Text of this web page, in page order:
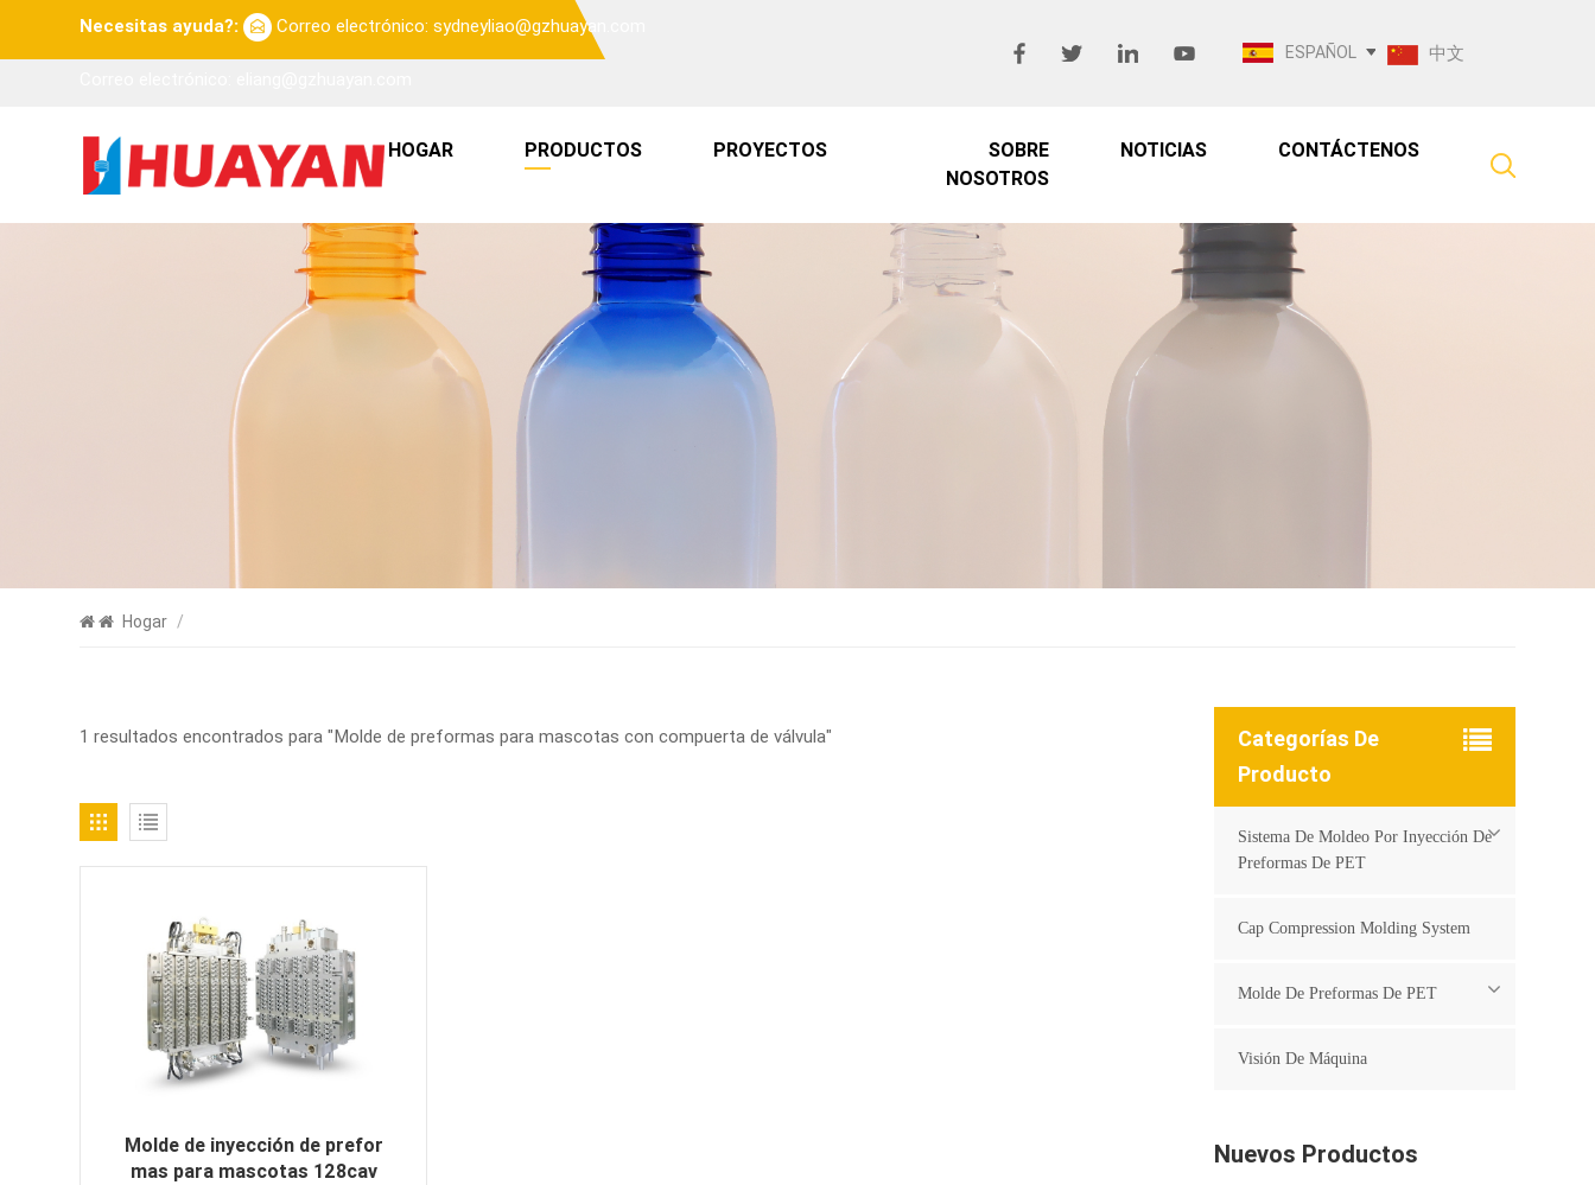
Necesitas ayuda?: Correo electrónico: sydneyliao@gzhuayan.com
ESPAÑOL 中文
HOGAR PRODUCTOS PROYECTOS
SOBRE
NOSOTROS
NOTICIAS CONTÁCTENOS
Hogar /
1 resultados encontrados para "Molde de preformas para mascotas con compuerta de válvula"
Molde de inyección de prefor
mas para mascotas 128cav
Categorías De
Producto
Sistema De Moldeo Por Inyección De
Preformas De PET
Cap Compression Molding System
Molde De Preformas De PET
Visión De Máquina
Nuevos Productos